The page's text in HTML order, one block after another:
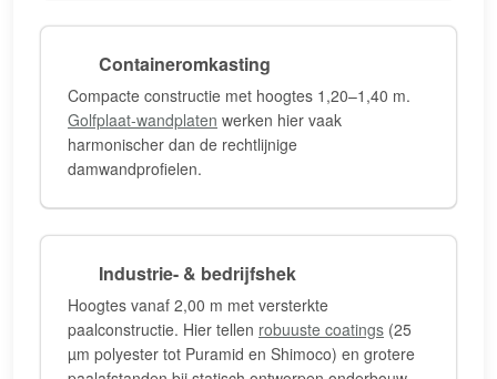
Containeromkasting
Compacte constructie met hoogtes 1,20–1,40 m.
Golfplaat-wandplaten werken hier vaak
harmonischer dan de rechtlijnige
damwandprofielen.
Industrie- & bedrijfshek
Hoogtes vanaf 2,00 m met versterkte
paalconstructie. Hier tellen robuuste coatings (25
µm polyester tot Puramid en Shimoco) en grotere